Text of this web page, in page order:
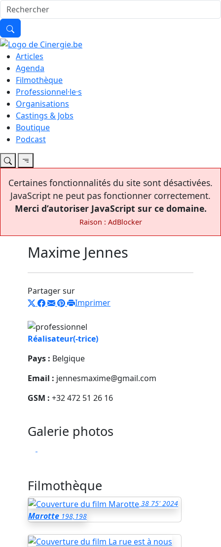
Articles
Agenda
Filmothèque
Professionnel·le·s
Organisations
Castings & Jobs
Boutique
Podcast
Certaines fonctionnalités du site sont désactivées.
JavaScript ne peut pas fonctionner correctement.
Merci d’autoriser JavaScript sur ce domaine.
Raison : AdBlocker
Maxime Jennes
Partager sur
Imprimer
Réalisateur(-trice)
Pays : Belgique
Email : jennesmaxime@gmail.com
GSM : +32 472 51 26 16
Galerie photos
Filmothèque
38 75' 2024
Marotte 198,198